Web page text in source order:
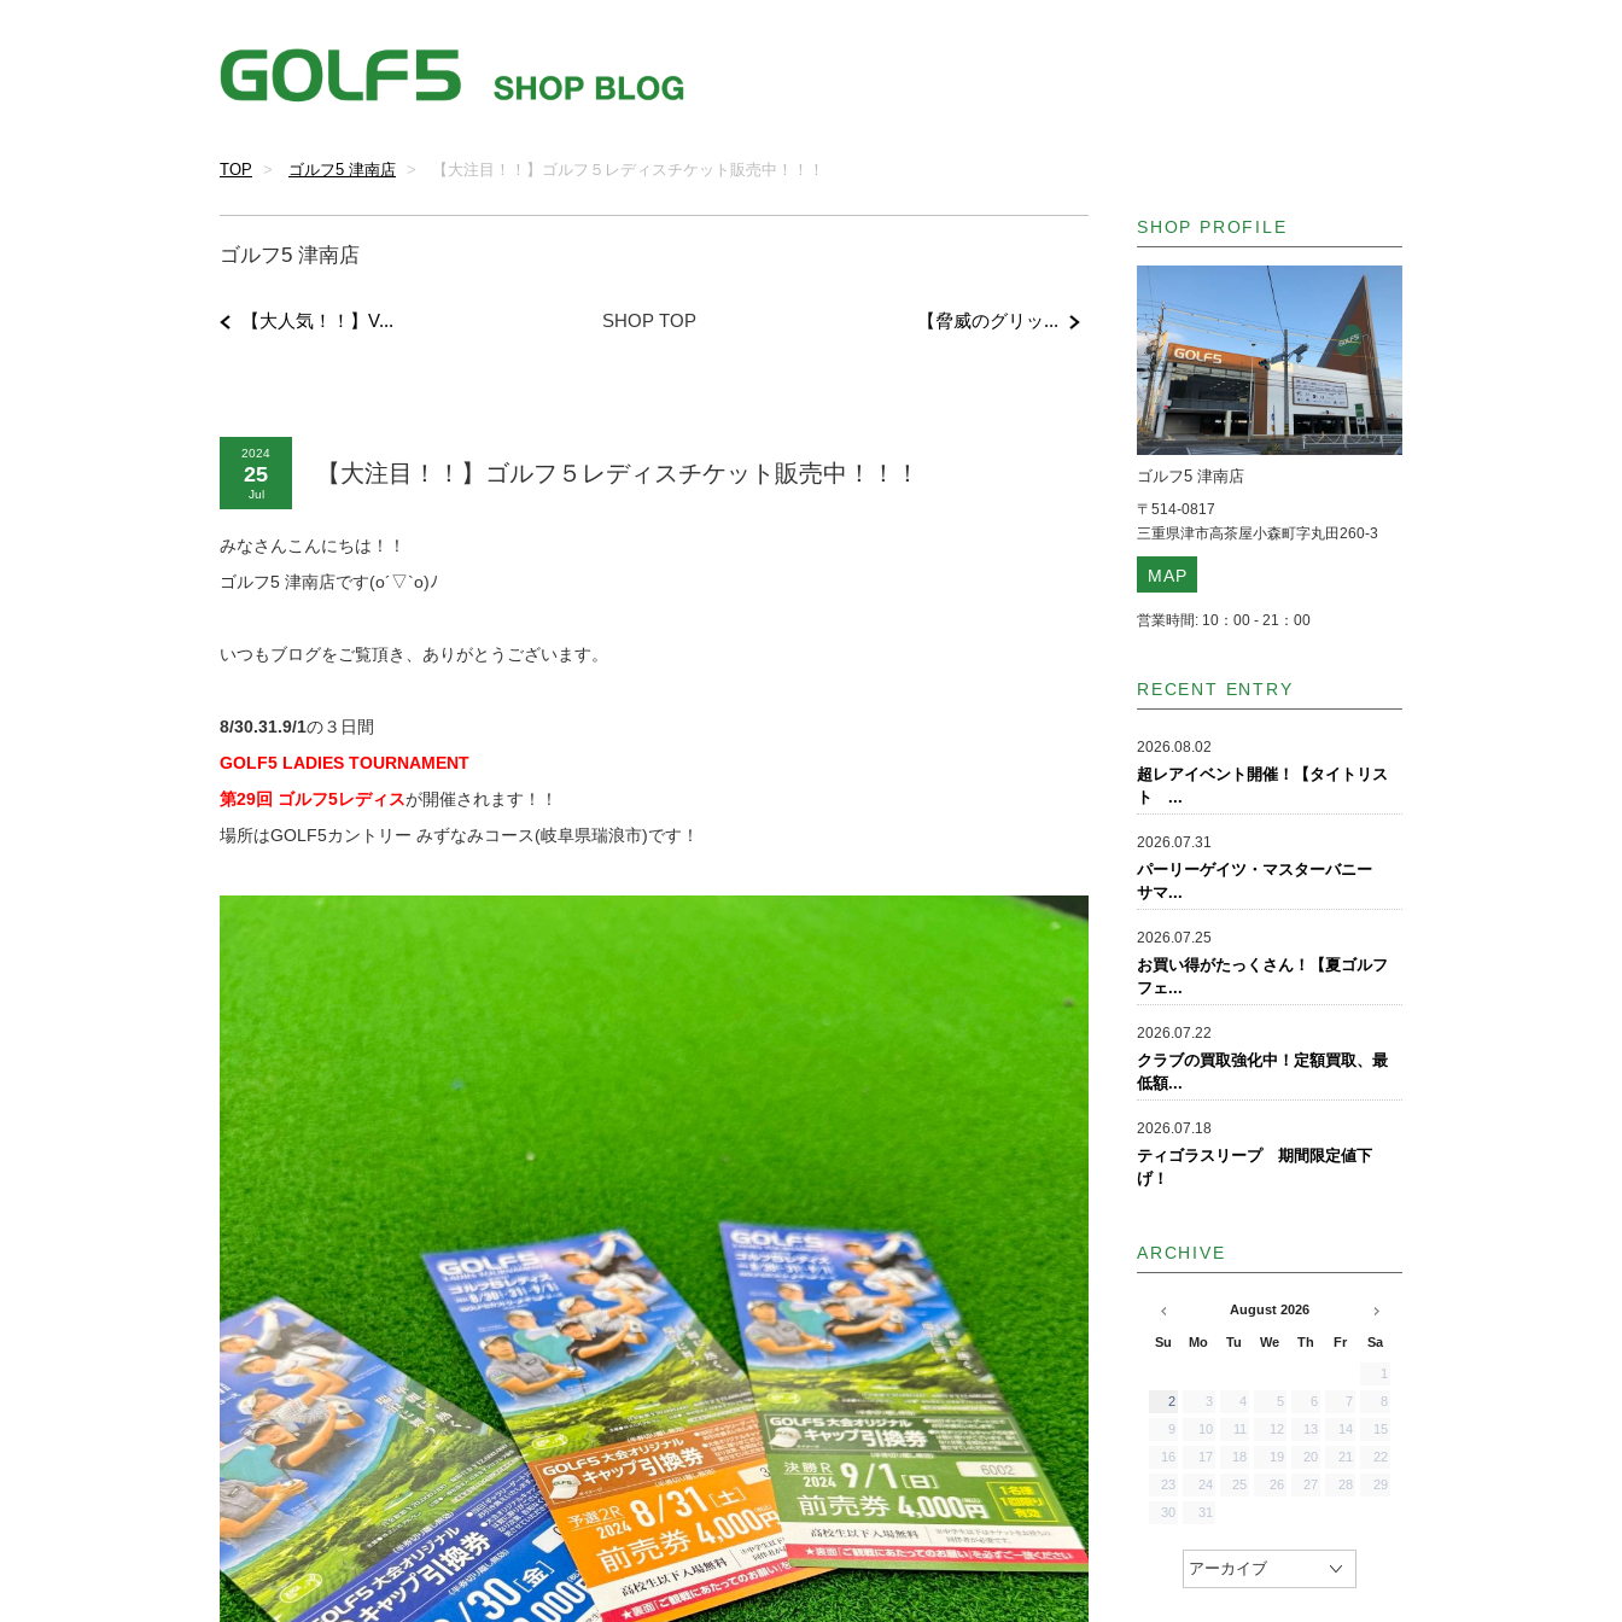
TOP ゴルフ5 津南店 【大注目！！】ゴルフ５レディスチケット販売中！！！
ゴルフ5 津南店
【大人気！！】V... SHOP TOP 【脅威のグリッ...
2024
25
Jul
【大注目！！】ゴルフ５レディスチケット販売中！！！
みなさんこんにちは！！
ゴルフ5 津南店です(o´▽`o)ﾉ
いつもブログをご覧頂き、ありがとうございます。
8/30.31.9/1の３日間
GOLF5 LADIES TOURNAMENT
第29回 ゴルフ5レディスが開催されます！！
場所はGOLF5カントリー みずなみコース(岐阜県瑞浪市)です！
SHOP PROFILE
ゴルフ5 津南店
〒514-0817
三重県津市高茶屋小森町字丸田260-3
MAP
営業時間: 10：00 - 21：00
RECENT ENTRY
2026.08.02
超レアイベント開催！【タイトリス
ト ...
2026.07.31
パーリーゲイツ・マスターバニー
サマ...
2026.07.25
お買い得がたっくさん！【夏ゴルフ
フェ...
2026.07.22
クラブの買取強化中！定額買取、最
低額...
2026.07.18
ティゴラスリープ 期間限定値下
げ！
ARCHIVE
August 2026
Su Mo Tu We Th Fr Sa
1
2
3 4 5 6 7
8
9
10 11 12 13 14
15
16
17 18 19 20 21
22
23
24 25 26 27 28
29
30
31
アーカイブ